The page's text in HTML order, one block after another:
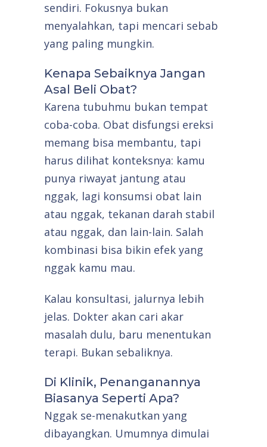
sendiri. Fokusnya bukan
menyalahkan, tapi mencari sebab
yang paling mungkin.
Kenapa Sebaiknya Jangan
Asal Beli Obat?
Karena tubuhmu bukan tempat
coba-coba. Obat disfungsi ereksi
memang bisa membantu, tapi
harus dilihat konteksnya: kamu
punya riwayat jantung atau
nggak, lagi konsumsi obat lain
atau nggak, tekanan darah stabil
atau nggak, dan lain-lain. Salah
kombinasi bisa bikin efek yang
nggak kamu mau.
Kalau konsultasi, jalurnya lebih
jelas. Dokter akan cari akar
masalah dulu, baru menentukan
terapi. Bukan sebaliknya.
Di Klinik, Penanganannya
Biasanya Seperti Apa?
Nggak se-menakutkan yang
dibayangkan. Umumnya dimulai